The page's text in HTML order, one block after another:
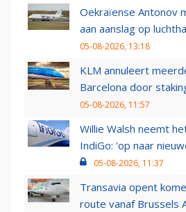
Oekraïense Antonov
aan aanslag op
05-08-2026, 13:18
KLM annuleert
Barcelona door
05-08-2026, 11:57
Willie Walsh neemt
IndiGo: 'op naar
05-08-2026, 11:37
Transavia opent
route vanaf Brussels